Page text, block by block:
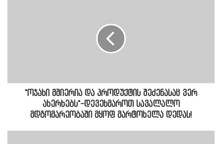
"ოჯახი მშიერია და პროდუქტის შეძენასაც ვერ
ახერხებს"-დევეხმაროთ სავალალო
მდგომარეობაში მყოფ მარტოხელა დედას!